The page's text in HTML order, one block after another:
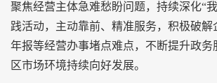
聚焦经营主体急难愁盼问题，持续深化“
践活动，主动靠前、精准服务，积极破解
年报等经营办事堵点难点，不断提升政务
区市场环境持续向好发展。